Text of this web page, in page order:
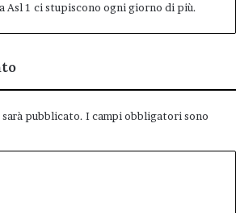
Asl 1 ci stupiscono ogni giorno di più.
pubblicato. I campi obbligatori sono